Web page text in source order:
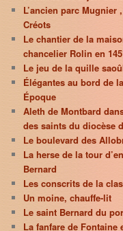
L’ancien parc
Créots
Le chantier de la
chancelier Rolin en
Le jeu de la quille
Élégantes au bord de
Époque
Aleth de Montbard
des saints du diocèse
Le boulevard des
La herse de la tour
Bernard
Les conscrits de la
Un moine, chauffe-lit
Le saint Bernard du
La fanfare de Fontaine